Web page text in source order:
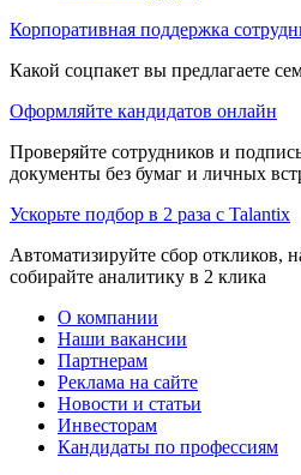
Корпоративная поддержка
Какой соцпакет вы предлагаете
Оформляйте кандидатов онлайн
Проверяйте сотрудников и
документы без бумаг и личных
Ускорьте подбор в 2 раза с Talantix
Автоматизируйте сбор откликов,
собирайте аналитику в 2 клика
О компании
Наши вакансии
Партнерам
Реклама на сайте
Новости и статьи
Инвесторам
Кандидаты по профессиям